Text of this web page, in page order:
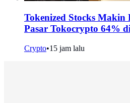
Tokenized Stocks Makin
Pasar Tokocrypto 64%
Crypto•15 jam lalu